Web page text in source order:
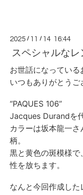
2025 / 11 / 14 16:44
スペシャルなレ
お世話になっている
いつもありがとうご
“PAQUES 106”
Jacques Durandを
カラーは坂本龍一
柄。
黒と黄色の斑模様で
性を放ちます。
なんと今回作成し